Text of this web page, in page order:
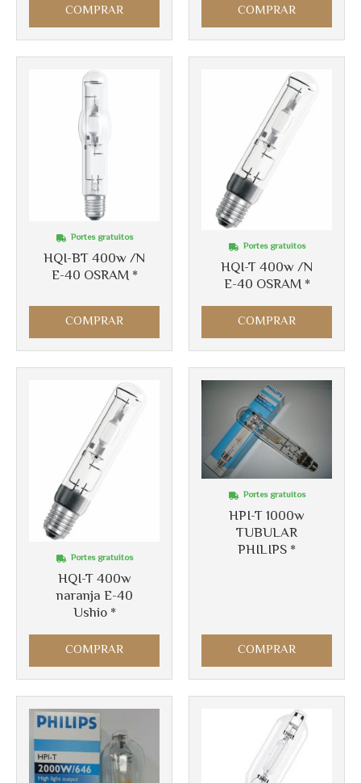
COMPRAR COMPRAR
HQI-BT 400w /N
E-40 OSRAM *
Portes gratuitos
COMPRAR
HQI-T 400w /N
E-40 OSRAM *
Portes gratuitos
COMPRAR
HQI-T 400w
naranja E-40
Ushio *
Portes gratuitos
COMPRAR
HPI-T 1000w
TUBULAR
PHILIPS *
Portes gratuitos
COMPRAR
Más info
Más info Más info